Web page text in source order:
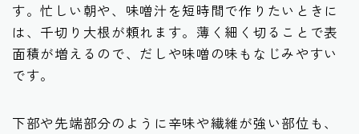
す。忙しい朝や、味噌汁を短時間で作りたいときに
は、千切り大根が頼れます。薄く細く切ることで表
面積が増えるので、だしや味噌の味もなじみやすい
です。
下部や先端部分のように辛味や繊維が強い部位も、